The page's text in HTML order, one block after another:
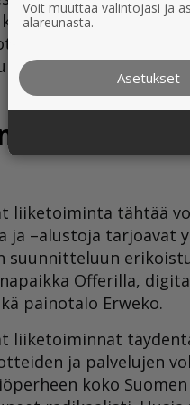
Meidän tulee
voimme turvata
tähtää
–alustoja tarjoavat
Offerilla,
painotalo Erweko.
liiketoiminnat
ja palvelujen
koko
Voit muuttaa valintojasi ja
alareunasta.
Asetukset